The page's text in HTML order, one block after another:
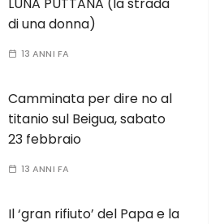
di una donna)
13 ANNI FA
Camminata per dire no al
titanio sul Beigua, sabato
23 febbraio
13 ANNI FA
Il ‘gran rifiuto’ del Papa e la